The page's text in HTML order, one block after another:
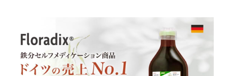
✅【徹底的に吸収率を考えた鉄分サプリ】吸収
のことを考え「液体」「ビタミンだけでなくフ
ルーツ＆ハーブを配合」。錠剤やグミではなく
鉄分ドリンクにすることで栄養素を溶解し、す